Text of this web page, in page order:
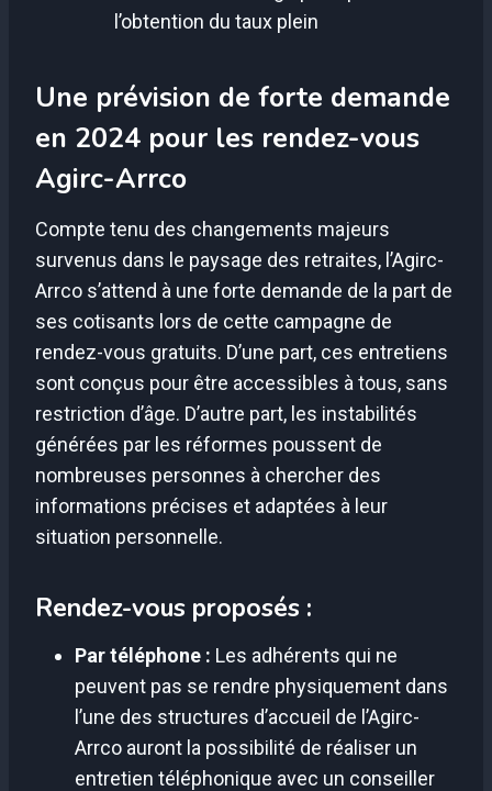
l’obtention du taux plein
Une prévision de forte demande
en 2024 pour les rendez-vous
Agirc-Arrco
Compte tenu des changements majeurs
survenus dans le paysage des retraites, l’Agirc-
Arrco s’attend à une forte demande de la part de
ses cotisants lors de cette campagne de
rendez-vous gratuits. D’une part, ces entretiens
sont conçus pour être accessibles à tous, sans
restriction d’âge. D’autre part, les instabilités
générées par les réformes poussent de
nombreuses personnes à chercher des
informations précises et adaptées à leur
situation personnelle.
Rendez-vous proposés :
Par téléphone : Les adhérents qui ne
peuvent pas se rendre physiquement dans
l’une des structures d’accueil de l’Agirc-
Arrco auront la possibilité de réaliser un
entretien téléphonique avec un conseiller